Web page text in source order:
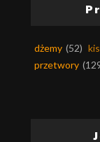
dżemy (52)
przetwory